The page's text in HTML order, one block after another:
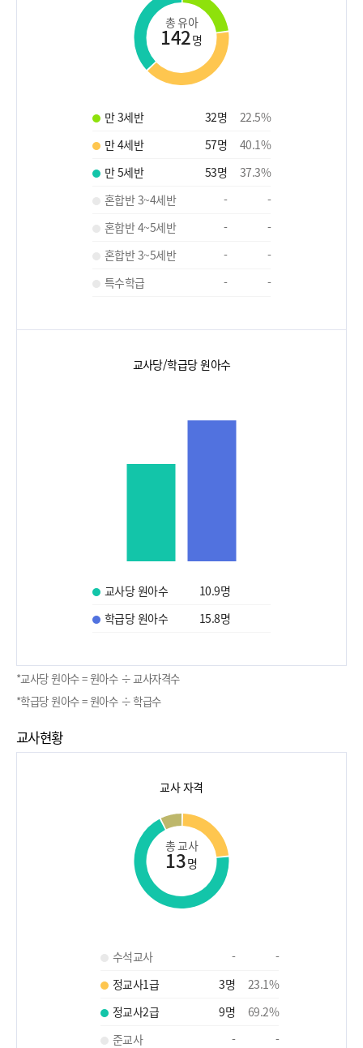
총 유아
142명
만 3세반 32명 22.5%
만 4세반
57명 40.1%
만 5세반
53명 37.3%
혼합반 3~4세반
-
-
혼합반 4~5세반
-
-
혼합반 3~5세반
-
-
특수학급
- -
교사당/학급당 원아수
교사당 원아수 10.9명
학급당 원아수
15.8명
*교사당 원아수 = 원아수 ÷ 교사자격수
*학급당 원아수 = 원아수 ÷ 학급수
교사현황
교사 자격
총 교사
13명
수석교사 -
-
정교사1급
3명 23.1%
정교사2급
9명 69.2%
준교사
-
-